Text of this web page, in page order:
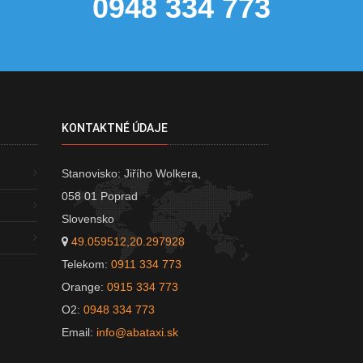
0948 334 773
KONTAKTNÉ ÚDAJE
Stanovisko: Jiřího Wolkera,
058 01 Poprad
Slovensko
49.059512,20.297928
Telekom: 0911 334 773
Orange: 0915 334 773
O2: 0948 334 773
Email: info@abataxi.sk